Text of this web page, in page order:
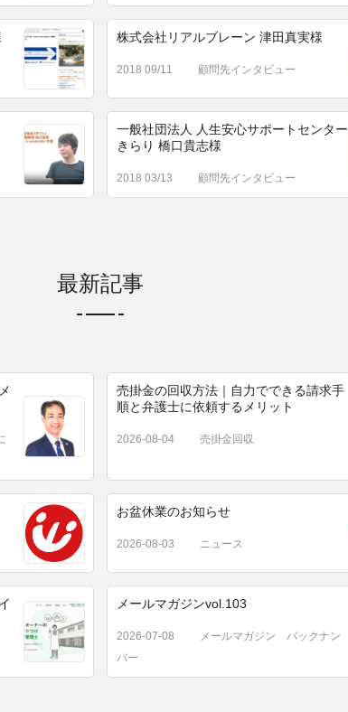
株式会社リアルブレーン 津田真実様
2018 09/11 顧問先インタビュー
一般社団法人 人生安心サポートセンター
きらり 橋口貴志様
2018 03/13 顧問先インタビュー
最新記事
売掛金の回収方法｜自力でできる請求手
順と弁護士に依頼するメリット
2026-08-04 売掛金回収
お盆休業のお知らせ
2026-08-03 ニュース
メールマガジンvol.103
2026-07-08
メールマガジン バックナン
バー